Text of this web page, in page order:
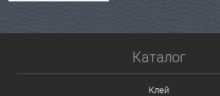
Каталог
Клей